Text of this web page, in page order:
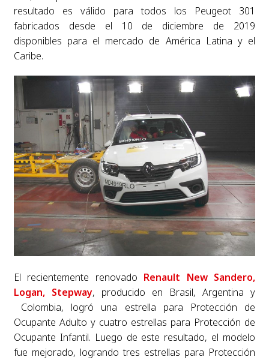
resultado es válido para todos los Peugeot 301
fabricados desde el 10 de diciembre de 2019
disponibles para el mercado de América Latina y el
Caribe.
El recientemente renovado Renault New Sandero,
Logan, Stepway, producido en Brasil, Argentina y
Colombia, logró una estrella para Protección de
Ocupante Adulto y cuatro estrellas para Protección de
Ocupante Infantil. Luego de este resultado, el modelo
fue mejorado, logrando tres estrellas para Protección